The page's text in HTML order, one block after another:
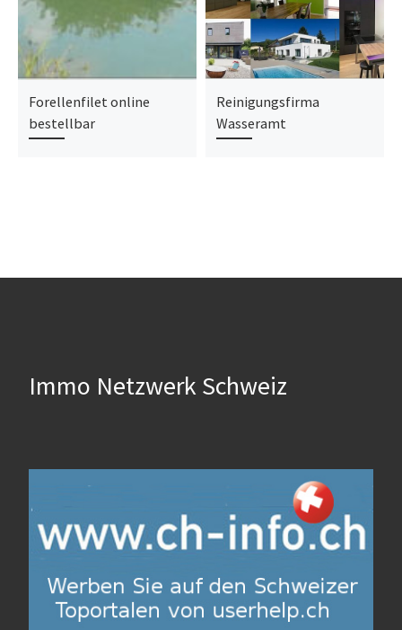
Forellenfilet online
bestellbar
Reinigungsfirma
Wasseramt
Immo Netzwerk Schweiz